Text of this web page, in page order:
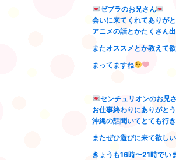
ゼブラのお兄さん
会いに来てくれてありが
アニメの話とかたくさん
またオススメとか教えて
まってますね
センチュリオンのお兄
お仕事終わりにありがとう
沖縄の話聞いてとても行
またぜひ遊びに来て欲し
きょうも16時〜21時でい